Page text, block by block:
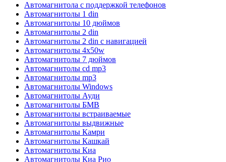
Автомагнитола с поддержкой телефонов
Автомагнитолы 1 din
Автомагнитолы 10 дюймов
Автомагнитолы 2 din
Автомагнитолы 2 din с навигацией
Автомагнитолы 4х50w
Автомагнитолы 7 дюймов
Автомагнитолы cd mp3
Автомагнитолы mp3
Автомагнитолы Windows
Автомагнитолы Ауди
Автомагнитолы БМВ
Автомагнитолы встраиваемые
Автомагнитолы выдвижные
Автомагнитолы Камри
Автомагнитолы Кашкай
Автомагнитолы Киа
Автомагнитолы Киа Рио